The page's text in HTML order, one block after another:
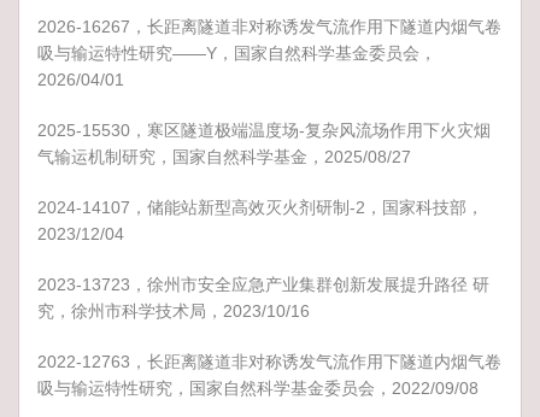
2026-16267，长距离隧道非对称诱发气流作用下隧道内烟气卷
吸与输运特性研究——Y，国家自然科学基金委员会，
2026/04/01
2025-15530，寒区隧道极端温度场-复杂风流场作用下火灾烟
气输运机制研究，国家自然科学基金，2025/08/27
2024-14107，储能站新型高效灭火剂研制-2，国家科技部，
2023/12/04
2023-13723，徐州市安全应急产业集群创新发展提升路径 研
究，徐州市科学技术局，2023/10/16
2022-12763，长距离隧道非对称诱发气流作用下隧道内烟气卷
吸与输运特性研究，国家自然科学基金委员会，2022/09/08